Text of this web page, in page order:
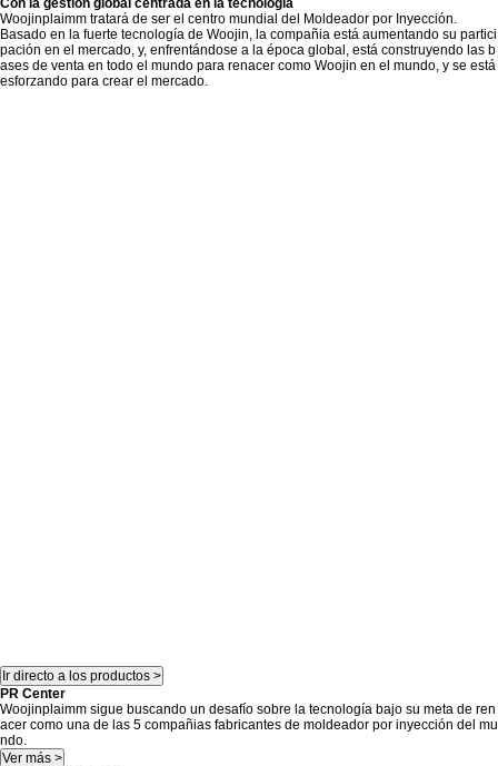
Con la gestión global centrada en la tecnología
Woojinplaimm tratará de ser el centro mundial del Moldeador por Inyección.
Basado en la fuerte tecnología de Woojin, la compañia está aumentando su partici
pación en el mercado, y, enfrentándose a la época global, está construyendo las b
ases de venta en todo el mundo para renacer como Woojin en el mundo, y se está
esforzando para crear el mercado.
Ir directo a los productos >
PR Center
Woojinplaimm sigue buscando un desafío sobre la tecnología bajo su meta de ren
acer como una de las 5 compañias fabricantes de moldeador por inyección del mu
ndo.
Ver más >